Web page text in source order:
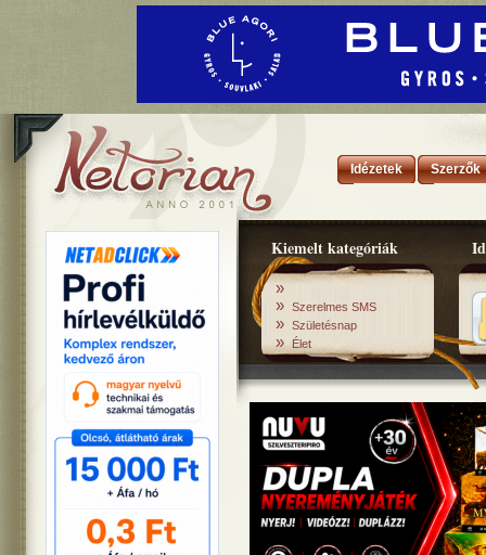
Idézetek Szerzők
Kiemelt kategóriák
»
» Szerelmes SMS
» Születésnap
» Élet